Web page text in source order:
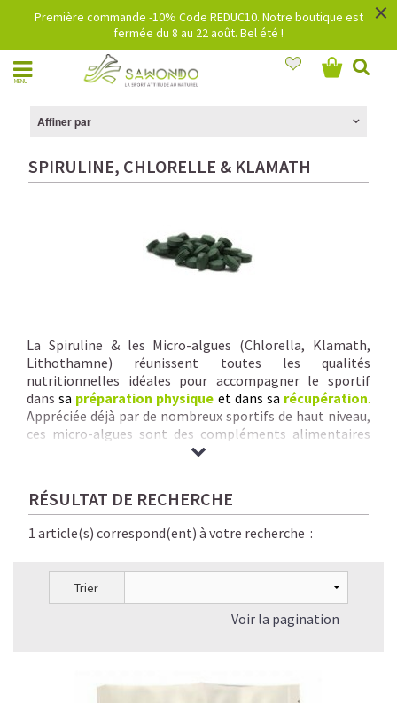
Première commande -10% Code REDUC10. Notre boutique est
fermée du 8 au 22 août. Bel été !
×
MENU
Affiner par
SPIRULINE, CHLORELLE & KLAMATH
La Spiruline & les Micro-algues (Chlorella, Klamath,
Lithothamne) réunissent toutes les qualités
nutritionnelles idéales pour accompagner le sportif
dans sa préparation physique et dans sa récupération.
Appréciée déjà par de nombreux sportifs de haut niveau,
ces micro-algues sont des compléments alimentaires
naturels, sains, parfaitement digestes et éco-
Nous vous garantissons
qualité inégalée :origine + pureté + traçabilité +
savoir-faire rigoureux + séchage à basse
température + absence de contaminants chimiques.
RÉSULTAT DE RECHERCHE
1 article(s) correspond(ent) à votre recherche :
Trier
Voir la pagination